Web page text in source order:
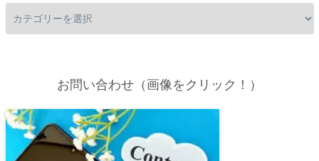
お問い合わせ（画像をクリック！）